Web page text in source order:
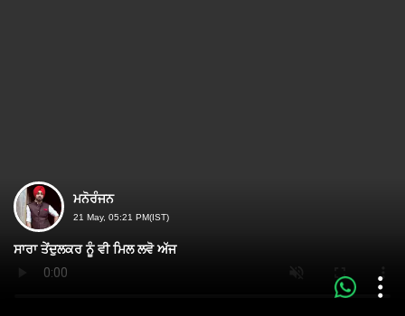
ਮਨੋਰੰਜਨ
21 May, 05:21 PM(IST)
ਸਾਰਾ ਤੇਂਦੁਲਕਰ ਨੂੰ ਵੀ ਮਿਲ ਲਵੋ ਅੱਜ